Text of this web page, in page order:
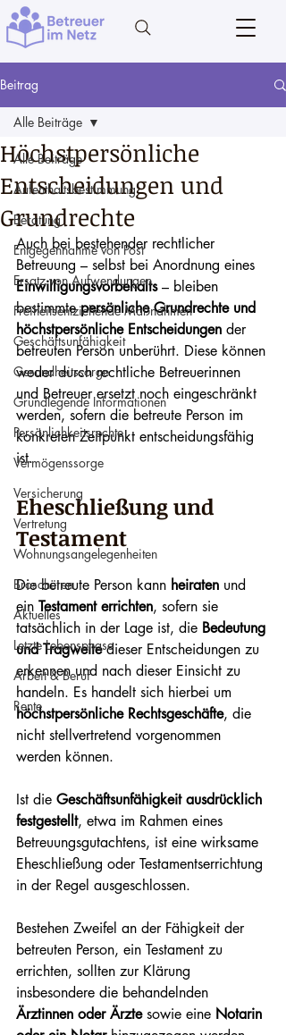
Beitrag
Alle Beiträge
Aufenthaltsbestimmung
Beratung
Entgegennahme von Post
Ersatz von Aufwendungen
Freiheitsentziehende Maßnahmen
Geschäftsunfähigkeit
Gesundheitssorge
Grundlegende Informationen
Persönlichkeitsrechte
Vermögenssorge
Versicherung
Vertretung
Wohnungsangelegenheiten
Broschüren
Aktuelles
Letzte Lebensphase
Arbeit & Beruf
Rente
Alle Beiträge
Höchstpersönliche
Entscheidungen und
Grundrechte
Auch bei bestehender rechtlicher
Betreuung – selbst bei Anordnung eines
Einwilligungsvorbehalts – bleiben
bestimmte persönliche Grundrechte und
höchstpersönliche Entscheidungen der
betreuten Person unberührt. Diese können
weder durch rechtliche Betreuerinnen
und Betreuer ersetzt noch eingeschränkt
werden, sofern die betreute Person im
konkreten Zeitpunkt entscheidungsfähig
ist.
Eheschließung und
Testament
Die betreute Person kann heiraten und
ein Testament errichten, sofern sie
tatsächlich in der Lage ist, die Bedeutung
und Tragweite dieser Entscheidungen zu
erkennen und nach dieser Einsicht zu
handeln. Es handelt sich hierbei um
höchstpersönliche Rechtsgeschäfte, die
nicht stellvertretend vorgenommen
werden können.
Ist die Geschäftsunfähigkeit ausdrücklich
festgestellt, etwa im Rahmen eines
Betreuungsgutachtens, ist eine wirksame
Eheschließung oder Testamentserrichtung
in der Regel ausgeschlossen.
Bestehen Zweifel an der Fähigkeit der
betreuten Person, ein Testament zu
errichten, sollten zur Klärung
insbesondere die behandelnden
Ärztinnen oder Ärzte sowie eine Notarin